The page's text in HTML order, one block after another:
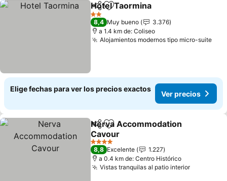
CompartirAgregar a favoritos
Hotel Taormina
2 Estrellas
8,4 Muy bueno
3.376
a 1.4 km de: Coliseo
Alojamientos modernos tipo micro-suite
Elige fechas para ver los precios exactos
Ver precios
CompartirAgregar a favoritos
Nerva Accommodation
Cavour
4 Estrellas
8,8 Excelente
1.227
a 0.4 km de: Centro Histórico
Vistas tranquilas al patio interior